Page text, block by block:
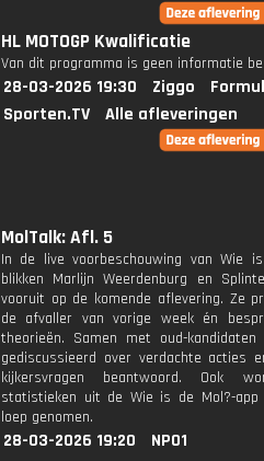
HL MOTOGP Kwalificatie
Van dit programma is geen informatie
28-03-2026 19:30 Ziggo
Sporten.TV
Alle afleveringen
MolTalk: Afl. 5
In de live voorbeschouwing van Wie
blikken Marlijn Weerdenburg en
vooruit op de komende aflevering. Ze
de afvaller van vorige week én
theorieën. Samen met oud-
gediscussieerd over verdachte acties
kijkersvragen beantwoord. Ook
statistieken uit de Wie is de Mol?-app
loep genomen.
28-03-2026 19:20
NPO1